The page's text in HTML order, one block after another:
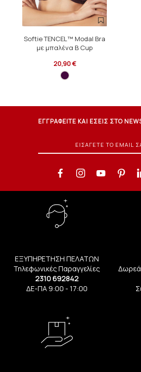
Softie TENCEL™ Modal Bra
με μπαλένα B Cup
20,90 €
ΕΓΓΡΑΦΕΙΤΕ ΚΑΙ ΕΣΕΙΣ ΣΤΟ
ΕΞΥΠΗΡΕΤΗΣΗ ΠΕΛΑΤΩΝ
Τηλεφωνικές Παραγγελίες
2310 692842
ΔΕ-ΠΑ 9:00 - 17:00